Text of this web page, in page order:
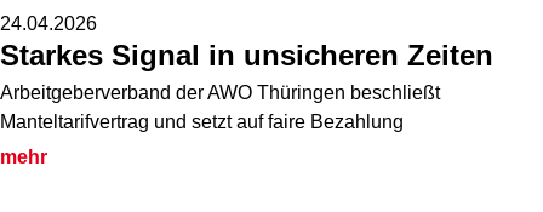
24.04.2026
Starkes Signal in unsicheren Zeiten
Arbeitgeberverband der AWO Thüringen beschließt
Manteltarifvertrag und setzt auf faire Bezahlung
mehr